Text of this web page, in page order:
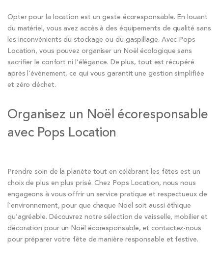
Opter pour la location est un geste écoresponsable. En louant
du matériel, vous avez accès à des équipements de qualité sans
les inconvénients du stockage ou du gaspillage. Avec Pops
Location, vous pouvez organiser un Noël écologique sans
sacrifier le confort ni l’élégance. De plus, tout est récupéré
après l’événement, ce qui vous garantit une gestion simplifiée
et zéro déchet.
Organisez un Noël écoresponsable
avec Pops Location
Prendre soin de la planète tout en célébrant les fêtes est un
choix de plus en plus prisé. Chez Pops Location, nous nous
engageons à vous offrir un service pratique et respectueux de
l’environnement, pour que chaque Noël soit aussi éthique
qu’agréable. Découvrez notre sélection de vaisselle, mobilier et
décoration pour un Noël écoresponsable, et contactez-nous
pour préparer votre fête de manière responsable et festive.